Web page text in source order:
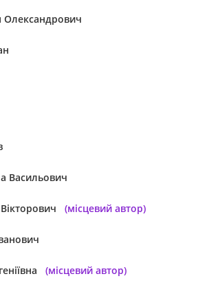
Васильович
(місцевий автор)
(місцевий автор)